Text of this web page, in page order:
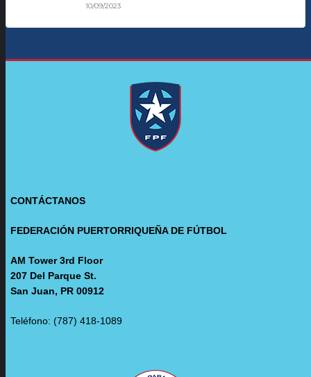
10/09/2023
CONTÁCTANOS
FEDERACIÓN PUERTORRIQUEÑA DE FÚTBOL
AM Tower 3rd Floor
207 Del Parque St.
San Juan, PR 00912
Teléfono: (787) 418-1089